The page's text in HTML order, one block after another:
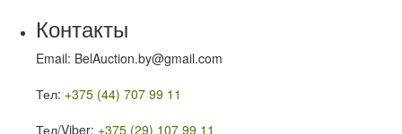
Контакты
Email: BelAuction.by@gmail.com
Тел: +375 (44) 707 99 11
Тел/Viber: +375 (29) 107 99 11